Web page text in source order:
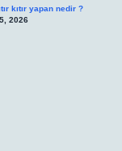
kıtır yapan nedir ?
2026